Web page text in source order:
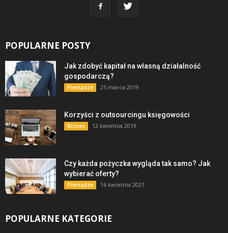
POPULARNE POSTY
Jak zdobyć kapitał na własną działalność
gospodarczą?
Pieniądze 25 marca 2019
Korzyści z outsourcingu księgowości
Biznes 12 kwietnia 2019
Czy każda pożyczka wygląda tak samo? Jak
wybierać oferty?
Pieniądze 16 kwietnia 2021
POPULARNE KATEGORIE